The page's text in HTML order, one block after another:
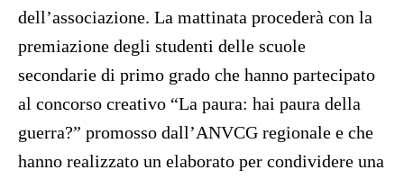
dell’associazione. La mattinata procederà con la
premiazione degli studenti delle scuole
secondarie di primo grado che hanno partecipato
al concorso creativo “La paura: hai paura della
guerra?” promosso dall’ANVCG regionale e che
hanno realizzato un elaborato per condividere una